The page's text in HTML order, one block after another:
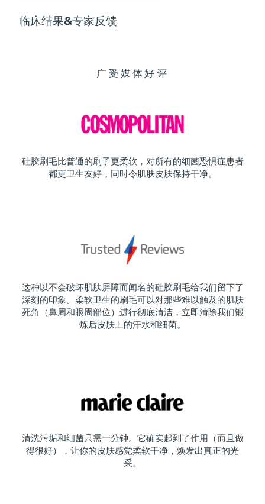
临床结果&专家反馈
广受媒体好评
硅胶刷毛比普通的刷子更柔软，对所有的细菌恐惧症患者
都更卫生友好，同时令肌肤皮肤保持干净。
这种以不会破坏肌肤屏障而闻名的硅胶刷毛给我们留下了
深刻的印象。柔软卫生的刷毛可以对那些难以触及的肌肤
死角（鼻周和眼周部位）进行彻底清洁，立即清除我们锻
炼后皮肤上的汗水和细菌。
清洗污垢和细菌只需一分钟。它确实起到了作用（而且做
得很好），让你的皮肤感觉柔软干净，焕发出真正的光
采。